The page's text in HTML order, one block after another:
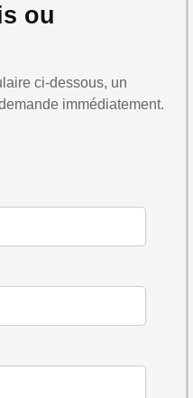
ou
ci-dessous, un
immédiatement.